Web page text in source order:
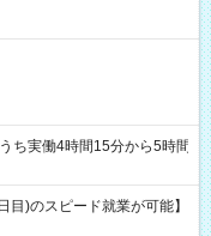
)のスピード就業が可能】